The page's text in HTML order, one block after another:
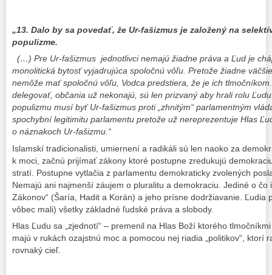
„13. Dalo by sa povedať, že Ur-fašizmus je založený na
populizme.
(…) Pre Ur-fašizmus jednotlivci nemajú žiadne práva a Ľud je
monolitická bytosť vyjadrujúca spoločnú vôľu. Pretože žiadne
nemôže mať spoločnú vôľu, Vodca predstiera, že je ich
delegovať, občania už nekonajú, sú len prizvaný aby hrali rolu
populizmu musí byť Ur-fašizmus proti „zhnitým“ parlamentným
spochybní legitimitu parlamentu pretože už nereprezentuje Hlas
o náznakoch Ur-fašizmu.“
Islamskí tradicionalisti, umiernení a radikáli sú len naoko za
k moci, začnú prijímať zákony ktoré postupne zredukujú
stratí. Postupne vytlačia z parlamentu demokraticky zvolených
Nemajú ani najmenší záujem o pluralitu a demokraciu. Jediné o čo
Zákonov“ (Šaría, Hadit a Korán) a jeho prísne dodržiavanie. Ľudia
vôbec mali) všetky základné ľudské práva a slobody.
Hlas Ľudu sa „zjednotí“ – premenil na Hlas Boží ktorého
majú v rukách ozajstnú moc a pomocou nej riadia „politikov“, ktorí
rovnaký cieľ.